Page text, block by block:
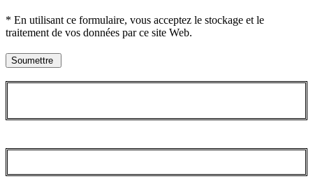
* En utilisant ce formulaire, vous acceptez le stockage et le
traitement de vos données par ce site Web.